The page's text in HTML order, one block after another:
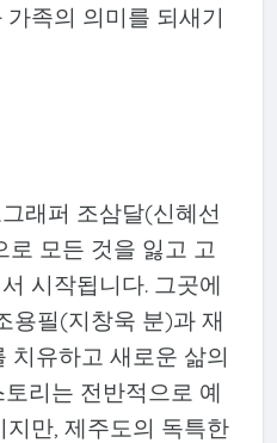
족의 의미를 되새기
래퍼 조삼달(신혜선
모든 것을 잃고 고
시작됩니다. 그곳에
용필(지창욱 분)과 재
치유하고 새로운 삶의
리는 전반적으로 예
만, 제주도의 독특한